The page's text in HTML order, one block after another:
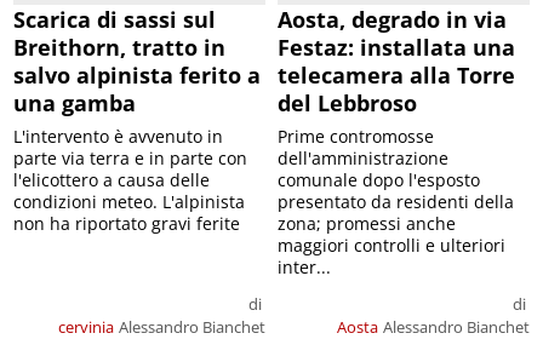
Scarica di sassi sul
Breithorn, tratto in
salvo alpinista ferito a
una gamba
cervinia
di
Alessandro Bianchet
L'intervento è avvenuto in
parte via terra e in parte con
l'elicottero a causa delle
condizioni meteo. L'alpinista
non ha riportato gravi ferite
Aosta, degrado in via
Festaz: installata una
telecamera alla Torre
del Lebbroso
Aosta
di
Alessandro Bianchet
Prime contromosse
dell'amministrazione
comunale dopo l'esposto
presentato da residenti della
zona; promessi anche
maggiori controlli e ulteriori
inter...